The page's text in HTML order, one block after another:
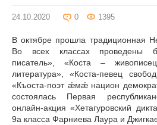
24.10.2020 0 1395
В октябре прошла традиционная
Во всех классах проведены
писатель», «Коста –
литература», «Коста-певец
«Къоста-поэт ǽмǽ национ
состоялась Первая
онлайн-акция «Хетагуровский
9а класса Фарниева Лаура и